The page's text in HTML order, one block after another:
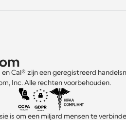
en Cal® zijn een geregistreerd
Inc. Alle rechten voorbehouden.
is om een miljard mensen te